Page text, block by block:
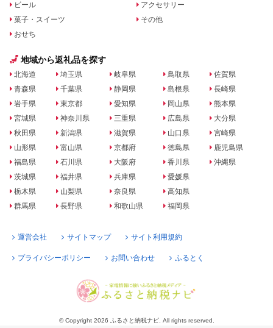
ビール
菓子・スイーツ
おせち
アクセサリー
その他
地域から返礼品を探す
北海道
青森県
岩手県
宮城県
秋田県
山形県
福島県
茨城県
栃木県
群馬県
埼玉県
千葉県
東京都
神奈川県
新潟県
富山県
石川県
福井県
山梨県
長野県
岐阜県
静岡県
愛知県
三重県
滋賀県
京都府
大阪府
兵庫県
奈良県
和歌山県
鳥取県
島根県
岡山県
広島県
山口県
徳島県
香川県
愛媛県
高知県
福岡県
佐賀県
長崎県
熊本県
大分県
宮崎県
鹿児島県
沖縄県
運営会社 サイトマップ サイト利用規約
プライバシーポリシー お問い合わせ ふるとく
© Copyright 2026 ふるさと納税ナビ. All rights reserved.